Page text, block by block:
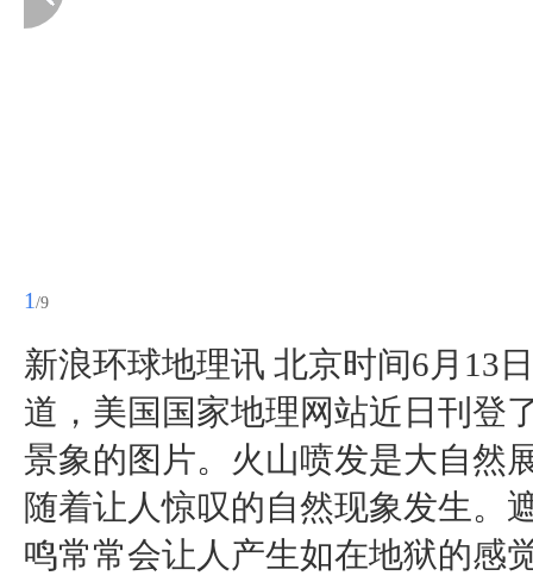
1 /9
新浪环球地理讯 北京时间6月13
道，美国国家地理网站近日刊登
景象的图片。火山喷发是大自然
随着让人惊叹的自然现象发生。
鸣常常会让人产生如在地狱的感